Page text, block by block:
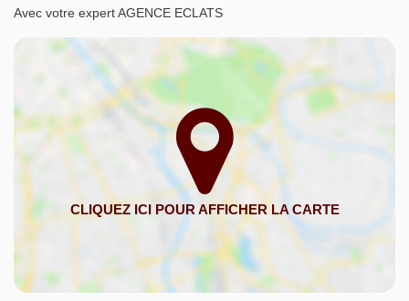
Avec votre expert AGENCE ECLATS